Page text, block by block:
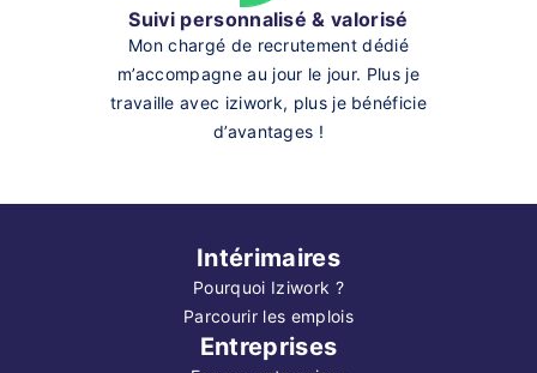
Suivi personnalisé & valorisé
Mon chargé de recrutement dédié
m’accompagne au jour le jour. Plus je
travaille avec iziwork, plus je bénéficie
d’avantages !
Intérimaires
Pourquoi Iziwork ?
Parcourir les emplois
Entreprises